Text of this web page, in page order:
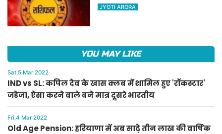
किस्मत का साथ, पढ़ें 12 राशियों का
JYOTI ARORA
YOU MAY LIKE
Sat,5 Mar 2022
IND vs SL: कपिल देव के खास क्लब में शामिल हुए 'रॉकस्टार'
जडेजा, ऐसा करने वाले बने मात्र दूसरे भारतीय
Fri,4 Mar 2022
Old Age Pension: हरियाणा में अब साढ़े तीन लाख की वार्षिक